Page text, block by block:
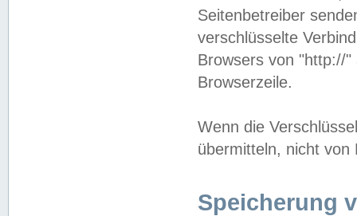
Seitenbetreiber
verschlüsselte
Browsers von "http://
Browserzeile.
Wenn die
übermitteln, nicht von
Speicherung